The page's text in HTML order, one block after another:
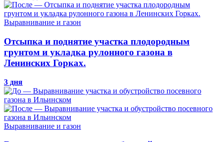
Выравнивание и газон
Отсыпка и поднятие участка плодородным
грунтом и укладка рулонного газона в
Ленинских Горках.
3 дня
Выравнивание и газон